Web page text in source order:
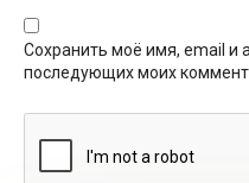
Сохранить моё имя, email и
последующих моих